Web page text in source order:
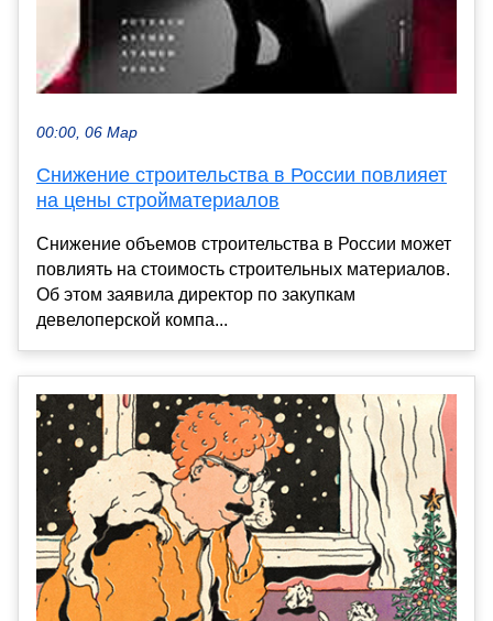
00:00, 06 Мар
Снижение строительства в России повлияет
на цены стройматериалов
Снижение объемов строительства в России может
повлиять на стоимость строительных материалов.
Об этом заявила директор по закупкам
девелоперской компа...